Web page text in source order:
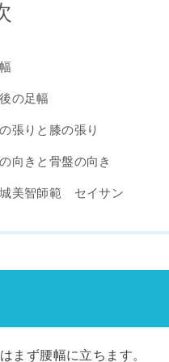
の足幅
張りと膝の張り
向きと骨盤の向き
美智師範 セイサン
まず腰幅に立ちます。